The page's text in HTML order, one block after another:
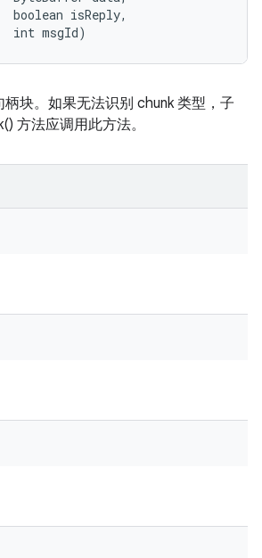
boolean isReply,
int msgId)
块。如果无法识别 chunk 类型，子
方法应调用此方法。